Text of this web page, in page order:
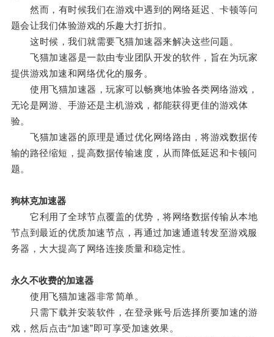
然而，有时候我们在游戏中遇到的网络延迟、卡顿等问
题会让我们体验游戏的乐趣大打折扣。
这时候，我们就需要飞猫加速器来解决这些问题。
飞猫加速器是一款由专业团队开发的软件，旨在为玩家
提供游戏加速和网络优化的服务。
使用飞猫加速器，玩家可以畅爽地体验各类网络游戏，
无论是网游、手游还是主机游戏，都能获得更佳的游戏体
验。
飞猫加速器的原理是通过优化网络路由，将游戏数据传
输的路径缩短，提高数据传输速度，从而降低延迟和卡顿问
题。
狗林克加速器
它利用了全球节点覆盖的优势，将网络数据传输从本地
节点到最近的优质加速节点，再通过加速通道转发至游戏服
务器，大大提高了网络连接质量和稳定性。
永久不收费的加速器
使用飞猫加速器非常简单。
只需下载并安装软件，在登录账号后选择所要加速的游
戏，然后点击“加速”即可享受加速效果。